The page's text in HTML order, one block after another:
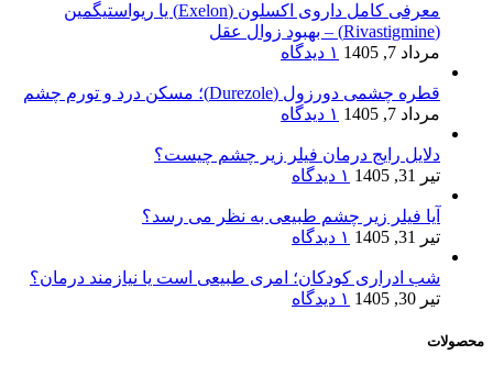
معرفی کامل داروی اکسلون (Exelon) یا ریواستیگمین
(Rivastigmine) – بهبود زوال عقل
مرداد 7, 1405
۱ دیدگاه
قطره چشمی دورزول (Durezole)؛ مسکن درد و تورم چشم
مرداد 7, 1405
۱ دیدگاه
دلایل رایج درمان فیلر زیر چشم چیست؟
تیر 31, 1405
۱ دیدگاه
آیا فیلر زیر چشم طبیعی به نظر می رسد؟
تیر 31, 1405
۱ دیدگاه
شب ادراری کودکان؛ امری طبیعی است یا نیازمند درمان؟
تیر 30, 1405
۱ دیدگاه
محصولات